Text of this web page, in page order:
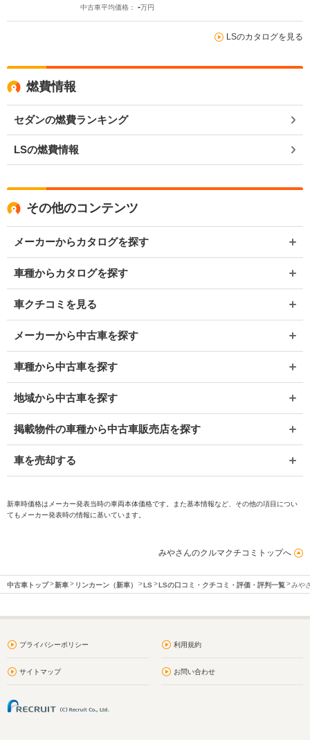
中古車平均価格： -万円
LSのカタログを見る
燃費情報
セダンの燃費ランキング
LSの燃費情報
その他のコンテンツ
メーカーからカタログを探す
車種からカタログを探す
車クチコミを見る
メーカーから中古車を探す
車種から中古車を探す
地域から中古車を探す
掲載物件の車種から中古車販売店を探す
車を売却する
新車時価格はメーカー発表当時の車両本体価格です。また基本情報など、その他の項目につい
てもメーカー発表時の情報に基いています。
みやさんのクルマクチコミトップへ
中古車トップ 新車 リンカーン（新車） LS LSの口コミ・クチコミ・評価・評判一覧 みや
プライバシーポリシー 利用規約
サイトマップ お問い合わせ